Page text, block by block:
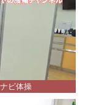
ビ体操